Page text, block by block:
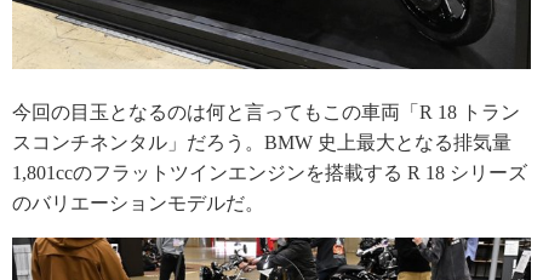
今回の目玉となるのは何と言ってもこの車両「R 18 トラン
スコンチネンタル」だろう。BMW 史上最大となる排気量
1,801ccのフラットツインエンジンを搭載する R 18 シリーズ
のバリエーションモデルだ。